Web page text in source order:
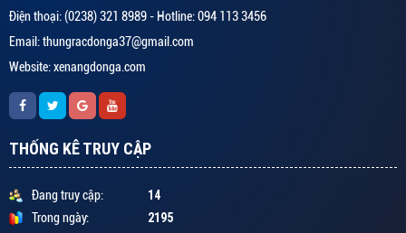
Điện thoại: (0238) 321 8989 - Hotline: 094 113 3456
Email: thungracdonga37@gmail.com
Website: xenangdonga.com
THỐNG KÊ TRUY CẬP
Đang truy cập: 14
Trong ngày:
2195